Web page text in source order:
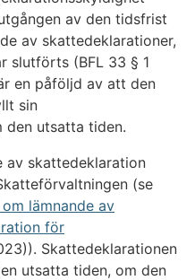
av den tidsfrist
av skattedeklarationer,
slutförts (BFL 33 § 1
en påföljd av att den
sin
den utsatta tiden.
av skattedeklaration
(se
lämnande av
för
Skattedeklarationen
utsatta tiden, om den